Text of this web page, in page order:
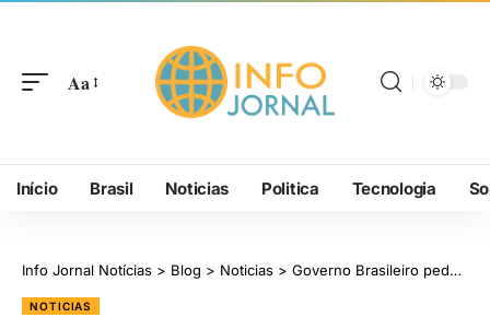
Aa
Início Brasil Noticias Politica Tecnologia
Info Jornal Notícias > Blog > Noticias > Governo Brasileiro pede libertação de ativistas detidos em Gaza
NOTICIAS